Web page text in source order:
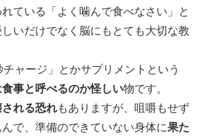
ている「よく噛んで食べなさい」と
いだけでなく脳にもとても大切な教
ャージ」とかサプリメントという
事と呼べるのか怪しい物です。
れる恐れもありますが、咀嚼もせず
で、準備のできていない身体に果た